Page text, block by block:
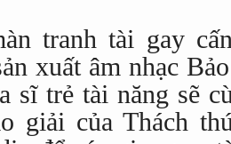
tranh tài gay
xuất âm nhạc
sĩ trẻ tài năng sẽ
giải của Thách